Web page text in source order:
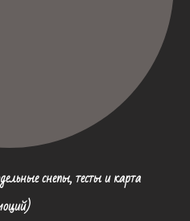
снепы, тесты и карта